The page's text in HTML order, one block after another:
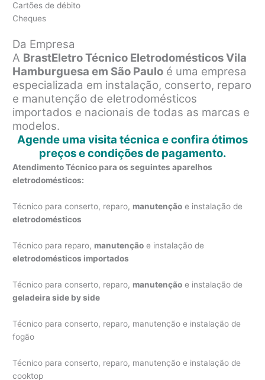
Cartões de débito
Cheques
Da Empresa
A BrastEletro Técnico Eletrodomésticos Vila
Hamburguesa em São Paulo é uma empresa
especializada em instalação, conserto, reparo
e manutenção de eletrodomésticos
importados e nacionais de todas as marcas e
modelos.
Agende uma visita técnica e confira ótimos
preços e condições de pagamento.
Atendimento Técnico para os seguintes aparelhos
eletrodomésticos:
Técnico para conserto, reparo, manutenção e instalação de
eletrodomésticos
Técnico para reparo, manutenção e instalação de
eletrodomésticos importados
Técnico para conserto, reparo, manutenção e instalação de
geladeira side by side
Técnico para conserto, reparo, manutenção e instalação de
fogão
Técnico para conserto, reparo, manutenção e instalação de
cooktop